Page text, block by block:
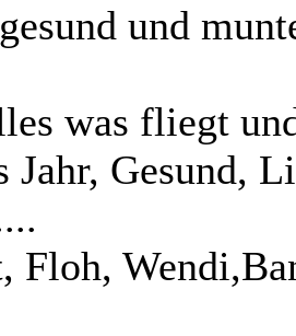
und
was fliegt
Jahr, Gesund,
Floh,